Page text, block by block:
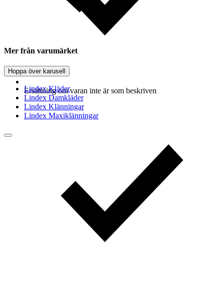
Ersättning om varan inte är som beskriven
Mer från varumärket
Hoppa över karusell
Lindex Kläder
Lindex Damkläder
Lindex Klänningar
Lindex Maxiklänningar